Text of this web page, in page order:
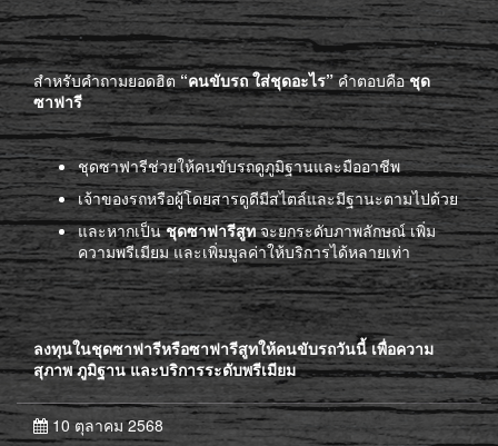
สำหรับคำถามยอดฮิต“คนขับรถ ใส่ชุดอะไร”คำตอบคือชุด
ซาฟารี
ชุดซาฟารีช่วยให้คนขับรถดูภูมิฐานและมืออาชีพ
เจ้าของรถหรือผู้โดยสารดูดีมีสไตล์และมีฐานะตามไปด้วย
และหากเป็นชุดซาฟารีสูทจะยกระดับภาพลักษณ์ เพิ่ม
ความพรีเมียม และเพิ่มมูลค่าให้บริการได้หลายเท่า
ลงทุนในชุดซาฟารีหรือซาฟารีสูทให้คนขับรถวันนี้ เพื่อความ
สุภาพ ภูมิฐาน และบริการระดับพรีเมียม
10 ตุลาคม 2568